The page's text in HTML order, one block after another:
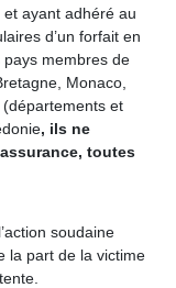
ayant adhéré au
d’un forfait en
membres de
Monaco,
et
, ils ne
toutes
soudaine
la part de la victime